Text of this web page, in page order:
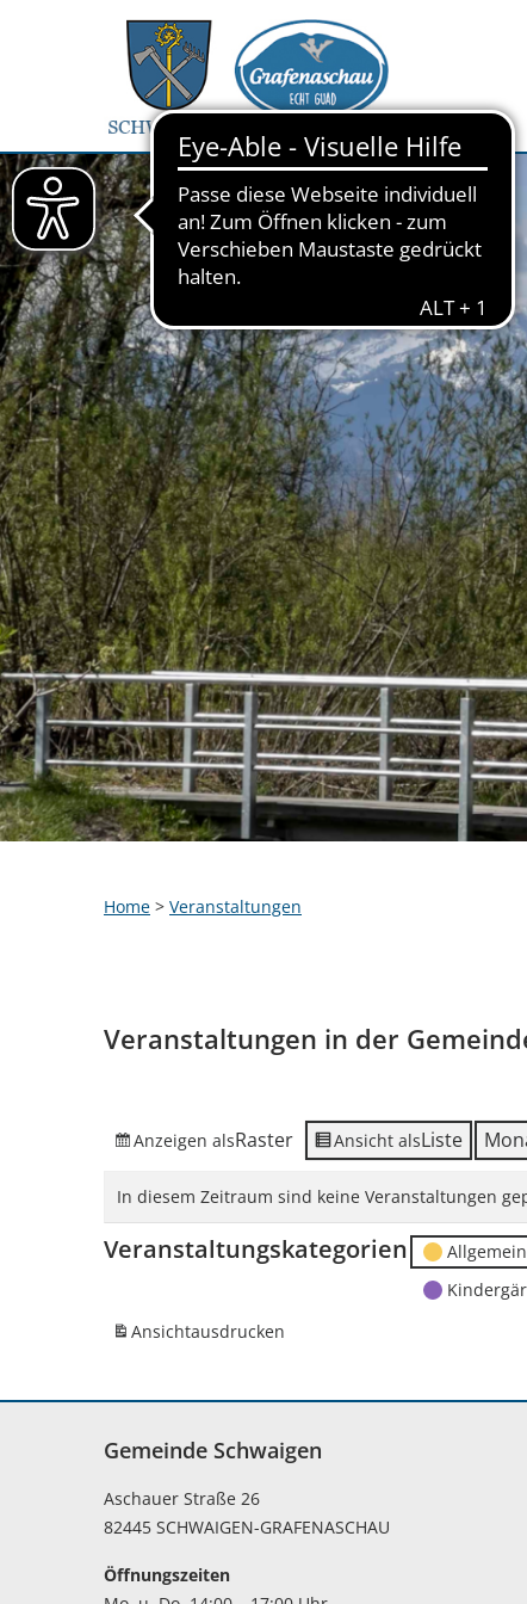
Home > Veranstaltungen
Veranstaltungen in der
Anzeigen alsRaster Ansicht alsListe
In diesem Zeitraum sind keine Veranstaltungen
Veranstaltungskategorien
Ansichtausdrucken
Gemeinde Schwaigen
Aschauer Straße 26
82445 SCHWAIGEN-GRAFENASCHAU
Öffnungszeiten